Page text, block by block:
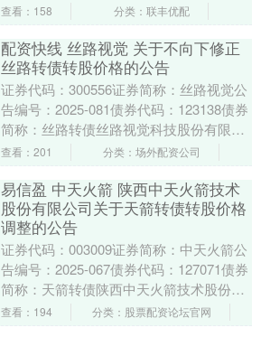
次栉比，各类金融机构和大型企业的牌匾
查看：158 分类：联丰优配
配资快线 丝路视觉 关于不向下修正
丝路转债转股价格的公告
证券代码：300556证券简称：丝路视觉公
告编号：2025-081债券代码：123138债券
简称：丝路转债丝路视觉科技股份有限公
司本公司及董事会全体成员保证信息....
查看：201 分类：场外配资公司
易信盈 中天火箭 陕西中天火箭技术
股份有限公司关于天箭转债转股价格
调整的公告
证券代码：003009证券简称：中天火箭公
告编号：2025-067债券代码：127071债券
简称：天箭转债陕西中天火箭技术股份有
限公司关于天箭转债转股价格调整的....
查看：194 分类：股票配资论坛官网